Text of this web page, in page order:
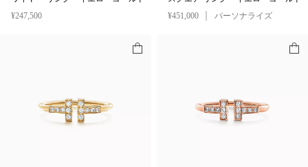
¥247,500
¥451,000
パーソナライズ